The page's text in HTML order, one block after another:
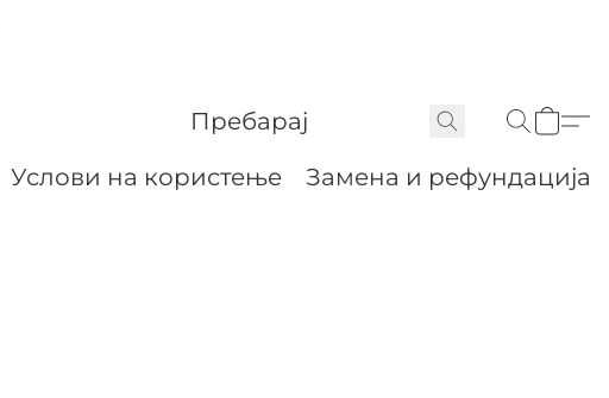
Услови на користење Замена и рефундација